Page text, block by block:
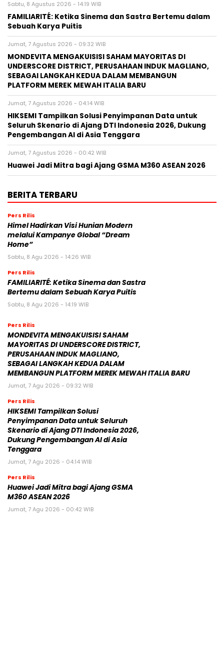
Sabtu, 8 Agustus 2026 - 14:19 WIB
FAMILIARITÉ: Ketika Sinema dan Sastra Bertemu dalam
Sebuah Karya Puitis
Jumat, 7 Agustus 2026 - 09:32 WIB
MONDEVITA MENGAKUISISI SAHAM MAYORITAS DI
UNDERSCORE DISTRICT, PERUSAHAAN INDUK MAGLIANO,
SEBAGAI LANGKAH KEDUA DALAM MEMBANGUN
PLATFORM MEREK MEWAH ITALIA BARU
Jumat, 7 Agustus 2026 - 04:14 WIB
HIKSEMI Tampilkan Solusi Penyimpanan Data untuk
Seluruh Skenario di Ajang DTI Indonesia 2026, Dukung
Pengembangan AI di Asia Tenggara
Jumat, 7 Agustus 2026 - 00:42 WIB
Huawei Jadi Mitra bagi Ajang GSMA M360 ASEAN 2026
BERITA TERBARU
Pers Rilis
Himel Hadirkan Visi Hunian Modern
melalui Kampanye Global “Dream
Home”
Sabtu, 8 Agu 2026 - 14:26 WIB
Pers Rilis
FAMILIARITÉ: Ketika Sinema dan Sastra
Bertemu dalam Sebuah Karya Puitis
Sabtu, 8 Agu 2026 - 14:19 WIB
Pers Rilis
MONDEVITA MENGAKUISISI SAHAM
MAYORITAS DI UNDERSCORE DISTRICT,
PERUSAHAAN INDUK MAGLIANO,
SEBAGAI LANGKAH KEDUA DALAM
MEMBANGUN PLATFORM MEREK MEWAH ITALIA BARU
Jumat, 7 Agu 2026 - 09:32 WIB
Pers Rilis
HIKSEMI Tampilkan Solusi
Penyimpanan Data untuk Seluruh
Skenario di Ajang DTI Indonesia 2026,
Dukung Pengembangan AI di Asia
Tenggara
Jumat, 7 Agu 2026 - 04:14 WIB
Pers Rilis
Huawei Jadi Mitra bagi Ajang GSMA
M360 ASEAN 2026
Jumat, 7 Agu 2026 - 00:42 WIB